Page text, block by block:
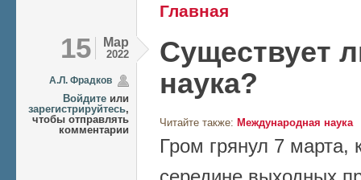
Вы здесь
Главная
15 Мар
2022
А.Л. Фрадков
Войдите или
зарегистрируйтесь,
чтобы отправлять
комментарии
Существует
наука?
Читайте также: Международная наука
Гром грянул 7 марта,